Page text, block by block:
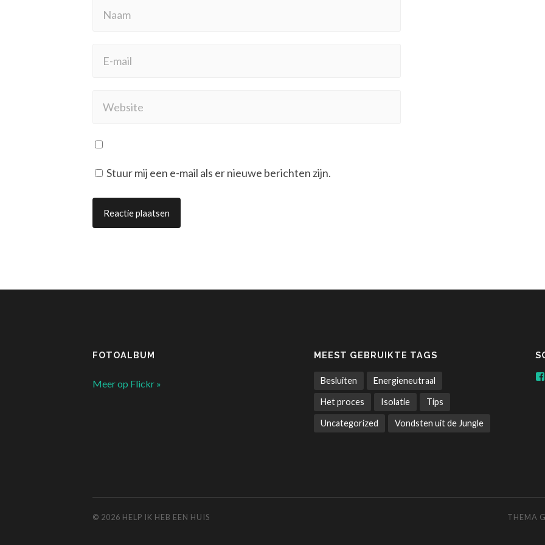
Stuur mij een e-mail als er nieuwe berichten zijn.
FOTOALBUM
Meer op Flickr »
MEEST GEBRUIKTE TAGS
Besluiten Energieneutraal
Het proces Isolatie Tips
Uncategorized Vondsten uit de Jungle
© 2026 HELP IK HEB EEN HUIS THEMA